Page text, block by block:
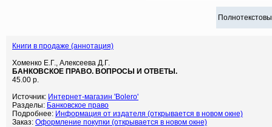
Книги в продаже (аннотация)
Хоменко Е.Г., Алексеева Д.Г.
БАНКОВСКОЕ ПРАВО. ВОПРОСЫ И ОТВЕТЫ.
45.00 р.
Источник: Интернет-магазин 'Bolero'
Разделы: Банковское право
Подробнее: Информация от издателя (открывается в новом окне)
Заказ: Оформление покупки (открывается в новом окне)